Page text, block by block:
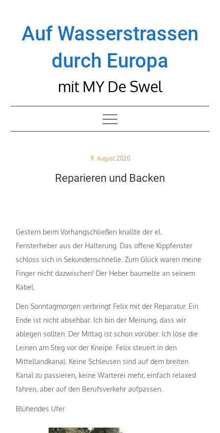
contentAuf Wasserstrassen
durch Europa
mit MY De Swel
Posted
9. August 2020
Reparieren und Backen
Gestern beim Vorhangschließen knallte der el.
Fensterheber aus der Halterung. Das offene Kippfenster
schloss sich in Sekundenschnelle. Zum Glück waren meine
Finger nicht dazwischen! Der Heber baumelte an seinem
Kabel.
Den Sonntagmorgen verbringt Felix mit der Reparatur. Ein
Ende ist nicht absehbar. Ich bin der Meinung, dass wir
ablegen sollten. Der Mittag ist schon vorüber. Ich löse die
Leinen am Steg vor der Kneipe. Felix steuert in den
Mittellandkanal. Keine Schleusen sind auf dem breiten
Kanal zu passieren, keine Warterei mehr, einfach relaxed
fahren, aber auf den Berufsverkehr aufpassen.
Blühendes Ufer